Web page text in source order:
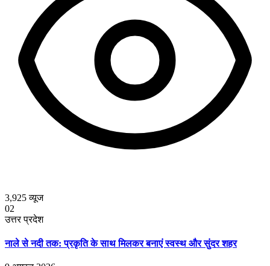
3,925व्यूज
02
उत्तर प्रदेश
नाले से नदी तक: प्रकृति के साथ मिलकर बनाएं स्वस्थ और सुंदर शहर